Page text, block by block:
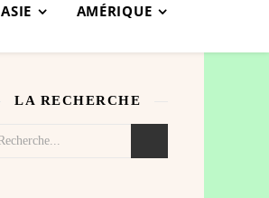
ASIE AMÉRIQUE
LA RECHERCHE